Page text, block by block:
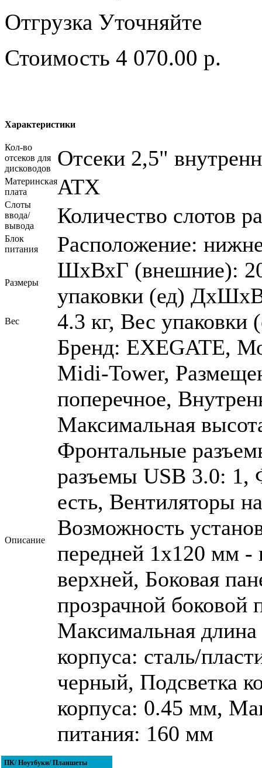
Отгрузка Уточняйте
Стоимость 4 070.00 р.
Характеристики
Кол-во
отсеков для
дисководов
Отсеки 2,5"
Материнская
плата
ATX
Слоты
ввода/
вывода
Количество слотов
Блок
питания
Расположение:
Размеры
ШхВхГ (внешние):
упаковки (ед)
Вес 4.3 кг, Вес упаковки
Описание
Бренд: EXEGATE,
Midi-Tower,
поперечное,
Максимальная
Фронтальные
разъемы USB 3.0: 1,
есть, Вентиляторы
Возможность
передней 1x120 мм -
верхней, Боковая
прозрачной боковой
Максимальная
корпуса: сталь/
черный, Подсветка
корпуса: 0.45 мм,
питания: 160 мм
ПК/ Ноутбуки/ Планшеты